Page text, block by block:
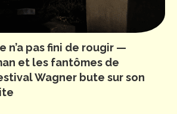
n’a pas fini de rougir —
et les fantômes de
Wagner bute sur son